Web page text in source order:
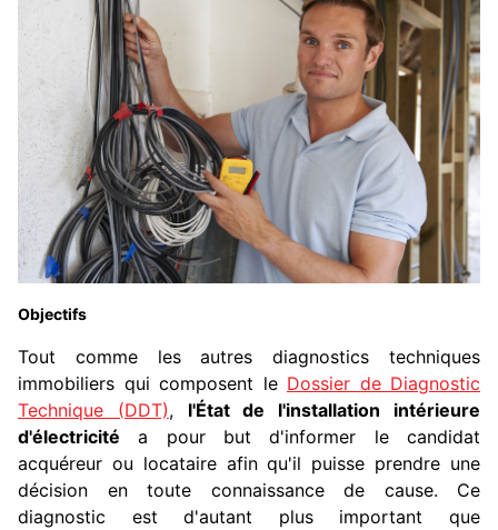
Objectifs
Tout comme les autres diagnostics techniques
immobiliers qui composent le Dossier de Diagnostic
Technique (DDT), l'État de l'installation intérieure
d'électricité a pour but d'informer le candidat
acquéreur ou locataire afin qu'il puisse prendre une
décision en toute connaissance de cause. Ce
diagnostic est d'autant plus important que